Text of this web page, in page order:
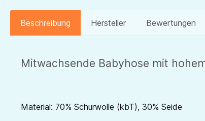
Beschreibung Hersteller Bewertungen
Mitwachsende Babyhose mit
Material: 70% Schurwolle (kbT), 30% Seide